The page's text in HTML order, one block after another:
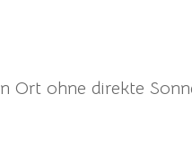
Ort ohne direkte